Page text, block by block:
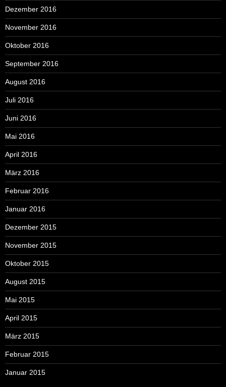
Dezember 2016
November 2016
Oktober 2016
September 2016
August 2016
Juli 2016
Juni 2016
Mai 2016
April 2016
März 2016
Februar 2016
Januar 2016
Dezember 2015
November 2015
Oktober 2015
August 2015
Mai 2015
April 2015
März 2015
Februar 2015
Januar 2015